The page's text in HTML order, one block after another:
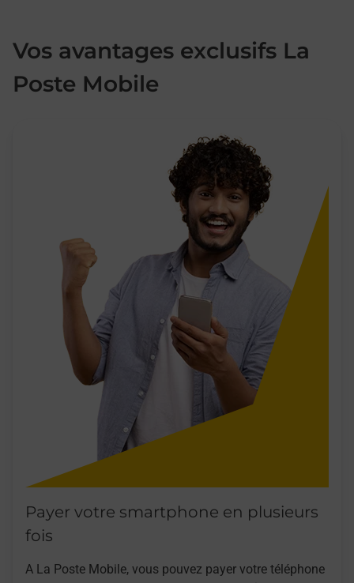
Vos avantages exclusifs La
Poste Mobile
Payer votre smartphone en plusieurs
fois
A La Poste Mobile, vous pouvez payer votre téléphone